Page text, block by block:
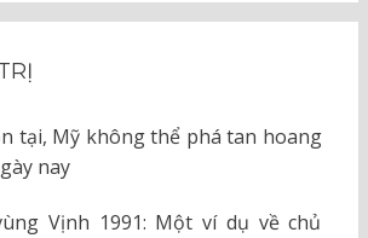
tại, Mỹ không thể phá tan hoang
nay
Vịnh 1991: Một ví dụ về chủ